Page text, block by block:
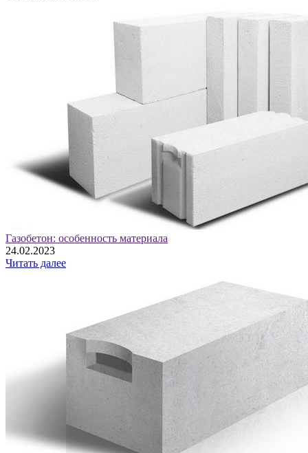
Газобетон: особенность материала
24.02.2023
Читать далее